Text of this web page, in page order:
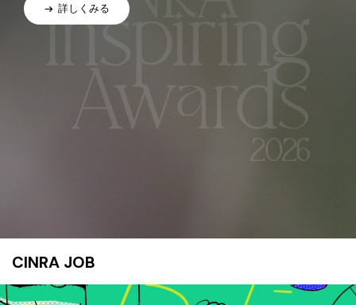
詳しくみる
CINRA JOB